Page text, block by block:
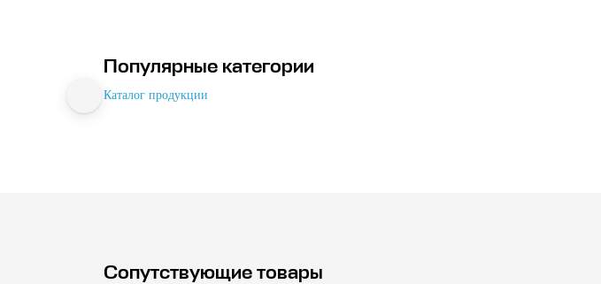
Популярные категории
Каталог продукции
Сопутствующие товары